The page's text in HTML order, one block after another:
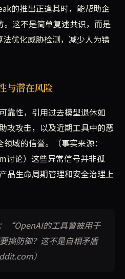
的推出正逢其时，能帮助企
这不是简单复述共识，而是
优化威胁检测，减少人为错
与潜在风险
靠性，引用过去模型退休如
攻攻击，以及近期工具中的恶
域的信誉。（事实来源：
论）这些异常信号并非孤
品生命周期管理和安全治理上
“OpenAI的工具曾被用于
搞防御？这不是自相矛盾
）